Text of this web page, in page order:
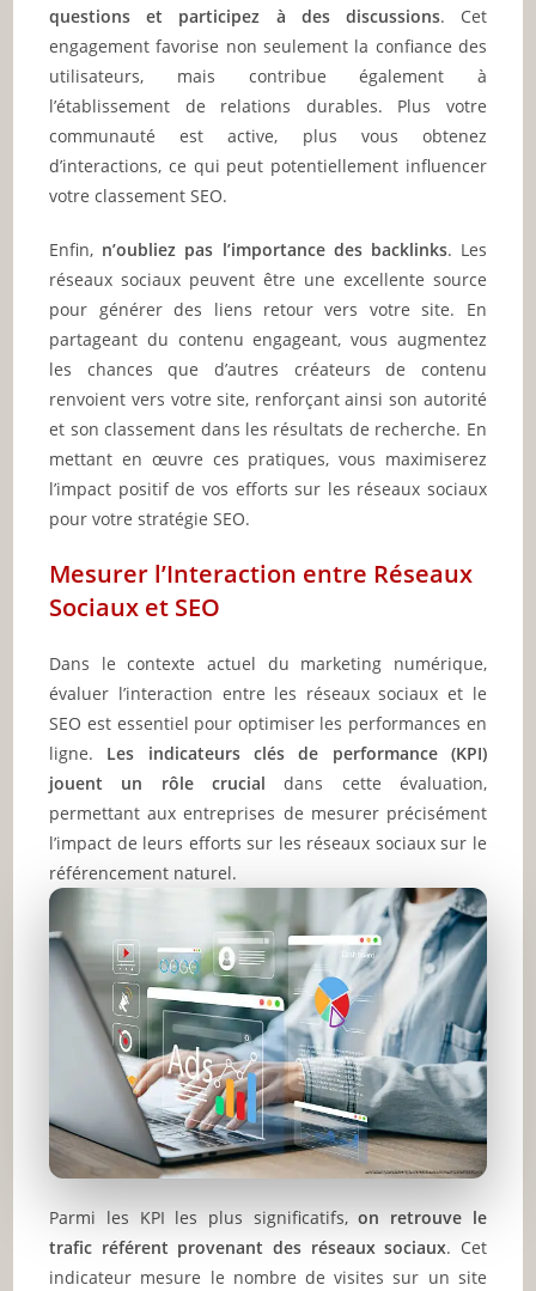
questions et participez à des discussions. Cet
engagement favorise non seulement la confiance des
utilisateurs, mais contribue également à
l’établissement de relations durables. Plus votre
communauté est active, plus vous obtenez
d’interactions, ce qui peut potentiellement influencer
votre classement SEO.
Enfin, n’oubliez pas l’importance des backlinks. Les
réseaux sociaux peuvent être une excellente source
pour générer des liens retour vers votre site. En
partageant du contenu engageant, vous augmentez
les chances que d’autres créateurs de contenu
renvoient vers votre site, renforçant ainsi son autorité
et son classement dans les résultats de recherche. En
mettant en œuvre ces pratiques, vous maximiserez
l’impact positif de vos efforts sur les réseaux sociaux
pour votre stratégie SEO.
Mesurer l’Interaction entre Réseaux
Sociaux et SEO
Dans le contexte actuel du marketing numérique,
évaluer l’interaction entre les réseaux sociaux et le
SEO est essentiel pour optimiser les performances en
ligne. Les indicateurs clés de performance (KPI)
jouent un rôle crucial dans cette évaluation,
permettant aux entreprises de mesurer précisément
l’impact de leurs efforts sur les réseaux sociaux sur le
référencement naturel.
Parmi les KPI les plus significatifs,on retrouve le
trafic référent provenant des réseaux sociaux. Cet
indicateur mesure le nombre de visites sur un site